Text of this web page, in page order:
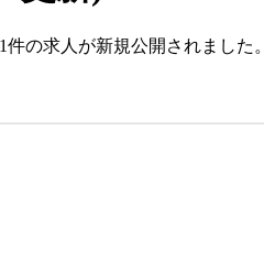
の求人が新規公開されました。